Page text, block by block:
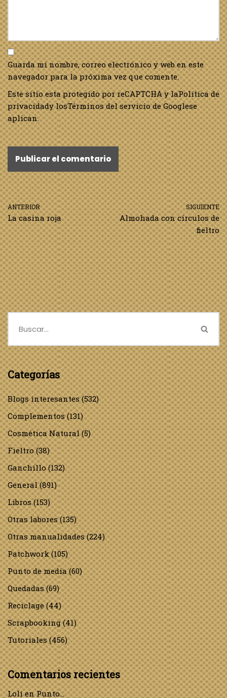
Guarda mi nombre, correo electrónico y web en este
navegador para la próxima vez que comente.
Este sitio esta protegido por reCAPTCHA y laPolítica de
privacidady losTérminos del servicio de Googlese
aplican.
ANTERIOR
La casina roja
SIGUIENTE
Almohada con círculos de
fieltro
Categorías
Blogs interesantes(532)
Complementos(131)
Cosmética Natural(5)
Fieltro(38)
Ganchillo(132)
General(891)
Libros(153)
Otras labores(135)
Otras manualidades(224)
Patchwork(105)
Punto de media(60)
Quedadas(69)
Reciclage(44)
Scrapbooking(41)
Tutoriales(456)
Comentarios recientes
LolienPunto…